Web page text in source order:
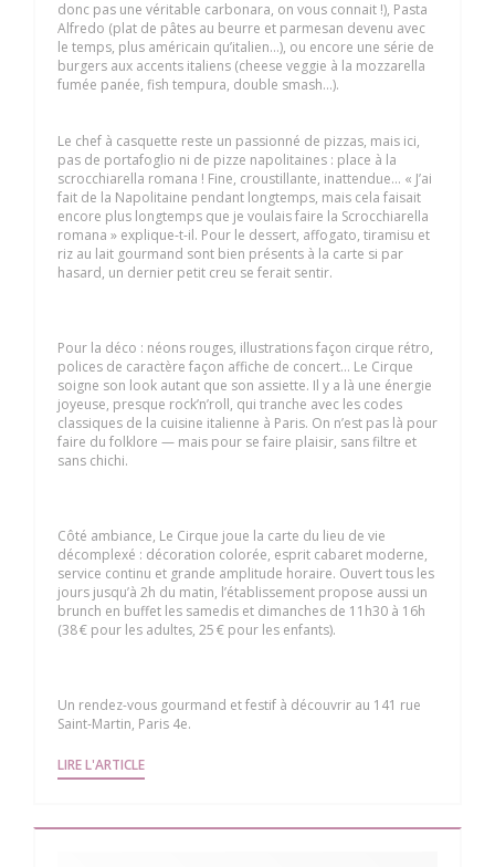
donc pas une véritable carbonara, on vous connait !), Pasta
Alfredo (plat de pâtes au beurre et parmesan devenu avec
le temps, plus américain qu’italien…), ou encore une série de
burgers aux accents italiens (cheese veggie à la mozzarella
fumée panée, fish tempura, double smash…).
Le chef à casquette reste un passionné de pizzas, mais ici,
pas de portafoglio ni de pizze napolitaines : place à la
scrocchiarella romana ! Fine, croustillante, inattendue… « J’ai
fait de la Napolitaine pendant longtemps, mais cela faisait
encore plus longtemps que je voulais faire la Scrocchiarella
romana » explique-t-il. Pour le dessert, affogato, tiramisu et
riz au lait gourmand sont bien présents à la carte si par
hasard, un dernier petit creu se ferait sentir.
Pour la déco : néons rouges, illustrations façon cirque rétro,
polices de caractère façon affiche de concert… Le Cirque
soigne son look autant que son assiette. Il y a là une énergie
joyeuse, presque rock’n’roll, qui tranche avec les codes
classiques de la cuisine italienne à Paris. On n’est pas là pour
faire du folklore — mais pour se faire plaisir, sans filtre et
sans chichi.
Côté ambiance, Le Cirque joue la carte du lieu de vie
décomplexé : décoration colorée, esprit cabaret moderne,
service continu et grande amplitude horaire. Ouvert tous les
jours jusqu’à 2h du matin, l’établissement propose aussi un
brunch en buffet les samedis et dimanches de 11h30 à 16h
(38 € pour les adultes, 25 € pour les enfants).
Un rendez-vous gourmand et festif à découvrir au 141 rue
Saint-Martin, Paris 4e.
LIRE L'ARTICLE((OUVRE UNE NOUVELLE FENÊTRE))